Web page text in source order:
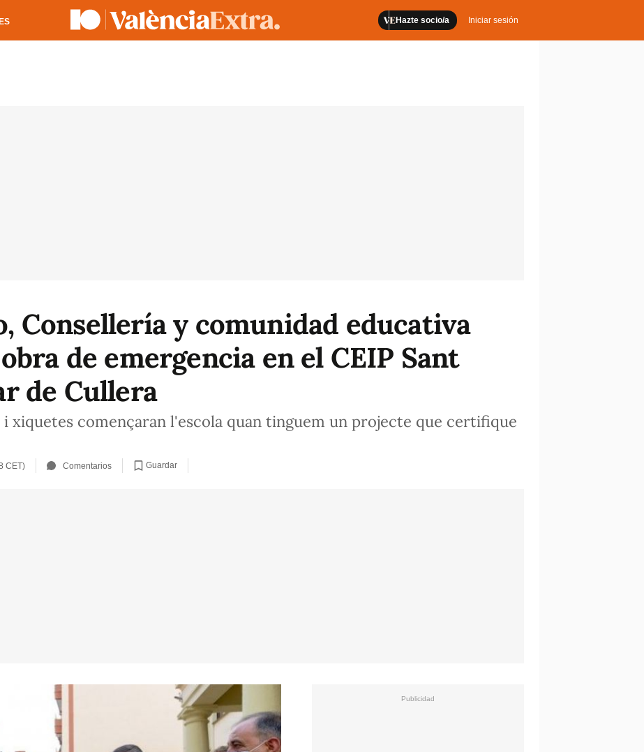
Hazte socio/a Iniciar sesión
Consellería y comunidad educativa
de emergencia en el CEIP Sant
de Cullera
xiquetes començaran l'escola quan tinguem un projecte que certifique
CET) Comentarios Guardar